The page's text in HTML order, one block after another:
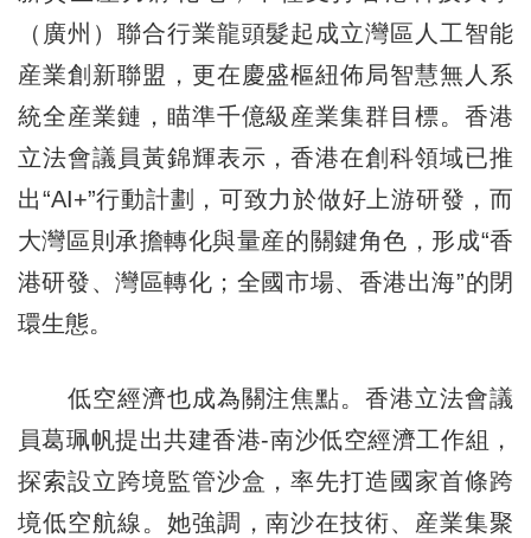
（廣州）聯合行業龍頭髮起成立灣區人工智能
産業創新聯盟，更在慶盛樞紐佈局智慧無人系
統全産業鏈，瞄準千億級産業集群目標。香港
立法會議員黃錦輝表示，香港在創科領域已推
出“AI+”行動計劃，可致力於做好上游研發，而
大灣區則承擔轉化與量産的關鍵角色，形成“香
港研發、灣區轉化；全國市場、香港出海”的閉
環生態。
低空經濟也成為關注焦點。香港立法會議
員葛珮帆提出共建香港-南沙低空經濟工作組，
探索設立跨境監管沙盒，率先打造國家首條跨
境低空航線。她強調，南沙在技術、産業集聚